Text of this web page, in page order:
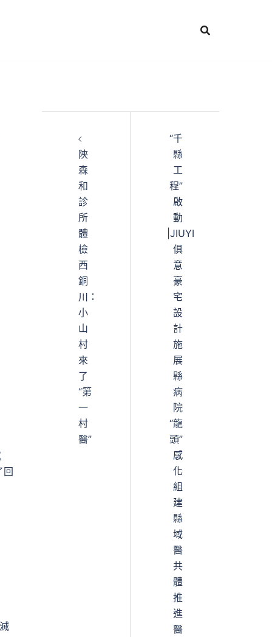
回
陜
森
和
診
所
體
檢
西
銅
川：
小
山
村
來
了
“第
一
村
醫”
“千
縣
工
程”
啟
動
|JIUYI
俱
意
豪
宅
設
計
施
展
縣
病
院
“龍
頭”
感
化
組
建
縣
域
醫
共
體
推
進
醫